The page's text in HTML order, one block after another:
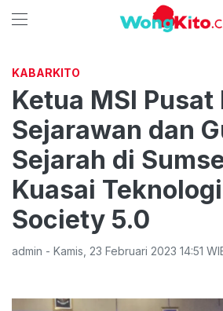
KABARKITO
Ketua MSI
Sejarawan dan
Sejarah di
Kuasai
Society 5.0
admin - Kamis 23 Februari 2023 14:51